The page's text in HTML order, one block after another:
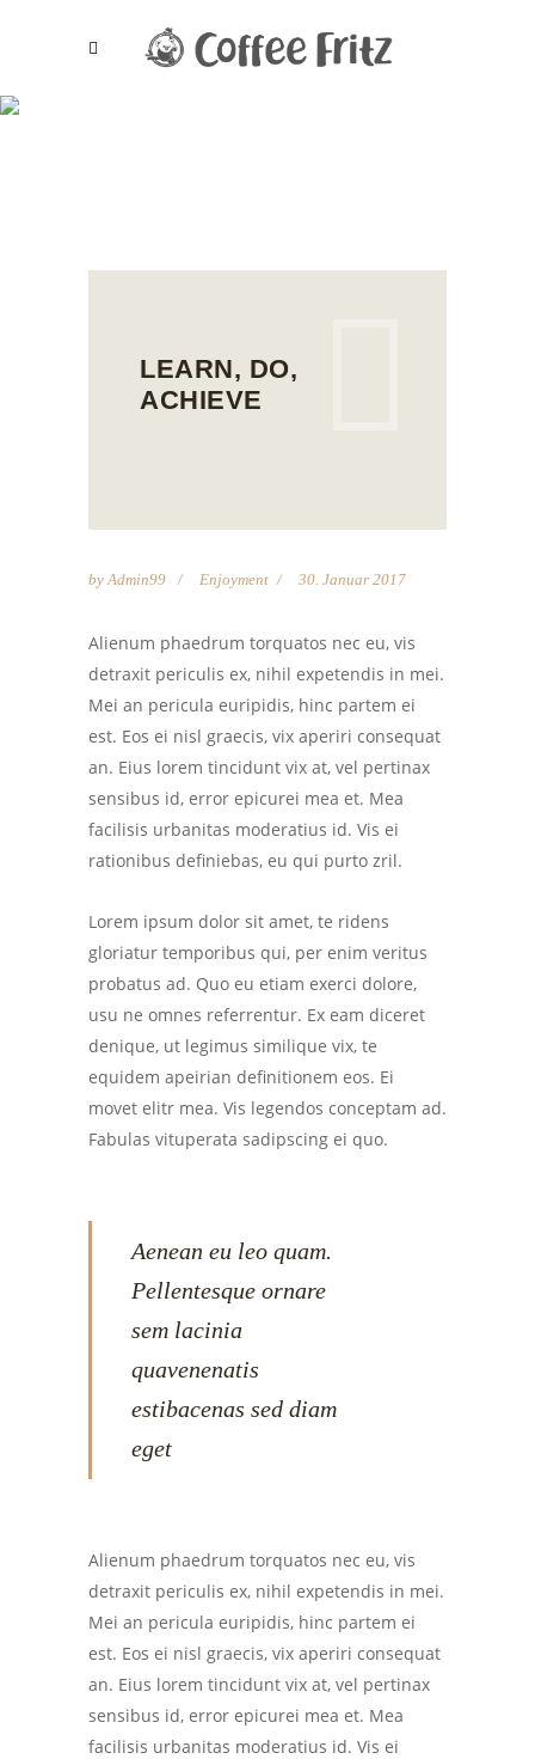
LEARN, DO,
ACHIEVE
byAdmin99 Enjoyment 30. Januar 2017
Alienum phaedrum torquatos nec eu, vis
detraxit periculis ex, nihil expetendis in mei.
Mei an pericula euripidis, hinc partem ei
est. Eos ei nisl graecis, vix aperiri consequat
an. Eius lorem tincidunt vix at, vel pertinax
sensibus id, error epicurei mea et. Mea
facilisis urbanitas moderatius id. Vis ei
rationibus definiebas, eu qui purto zril.
Lorem ipsum dolor sit amet, te ridens
gloriatur temporibus qui, per enim veritus
probatus ad. Quo eu etiam exerci dolore,
usu ne omnes referrentur. Ex eam diceret
denique, ut legimus similique vix, te
equidem apeirian definitionem eos. Ei
movet elitr mea. Vis legendos conceptam ad.
Fabulas vituperata sadipscing ei quo.
Aenean eu leo quam.
Pellentesque ornare
sem lacinia
quavenenatis
estibacenas sed diam
eget
Alienum phaedrum torquatos nec eu, vis
detraxit periculis ex, nihil expetendis in mei.
Mei an pericula euripidis, hinc partem ei
est. Eos ei nisl graecis, vix aperiri consequat
an. Eius lorem tincidunt vix at, vel pertinax
sensibus id, error epicurei mea et. Mea
facilisis urbanitas moderatius id. Vis ei